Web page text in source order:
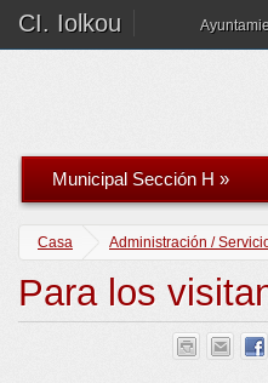
CI. Iolkou
Municipal Sección H »
Casa Administración /
Para los